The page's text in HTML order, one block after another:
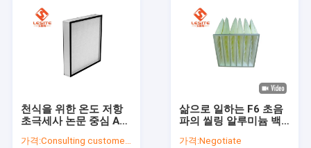
천식을 위한 온도 저항
초극세사 논문 중심 AC
가격:Consulting customer service
삶으로 일하는 F6 초음
파의 씰링 알루미늄 백
가격:Negotiate